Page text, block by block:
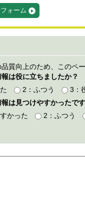
ォーム
質向上のため、このペ
は役に立ちましたか？
2：ふつう
3：
は見つけやすかったで
かった
2：ふつう